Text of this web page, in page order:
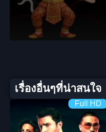
เรื่องอื่นๆที่น่าสนใจ
Full HD